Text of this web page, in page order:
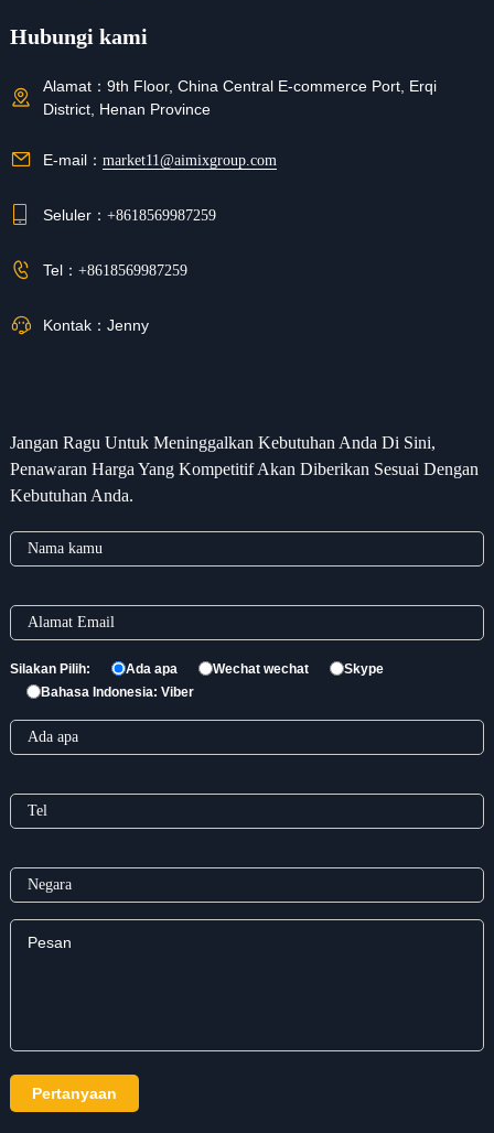
Hubungi kami
Alamat： 9th Floor, China Central E-commerce Port, Erqi
District, Henan Province
E-mail： market11@aimixgroup.com
Seluler： +8618569987259
Tel： +8618569987259
Kontak： Jenny
Jangan Ragu Untuk Meninggalkan Kebutuhan Anda Di Sini,
Penawaran Harga Yang Kompetitif Akan Diberikan Sesuai Dengan
Kebutuhan Anda.
Silakan Pilih: Ada apa Wechat wechat
Skype
Bahasa Indonesia: Viber